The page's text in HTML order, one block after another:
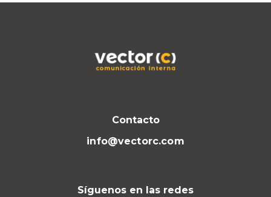
Contacto
info@vectorc.com
Síguenos en las redes